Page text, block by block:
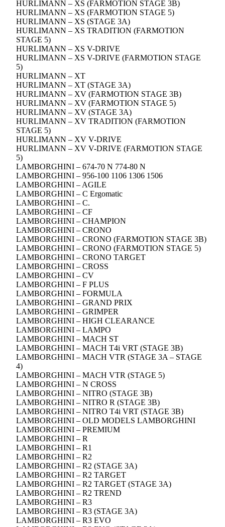
HURLIMANN – XS (FARMOTION STAGE 3B)
HURLIMANN – XS (FARMOTION STAGE 5)
HURLIMANN – XS (STAGE 3A)
HURLIMANN – XS TRADITION (FARMOTION
STAGE 5)
HURLIMANN – XS V-DRIVE
HURLIMANN – XS V-DRIVE (FARMOTION STAGE
5)
HURLIMANN – XT
HURLIMANN – XT (STAGE 3A)
HURLIMANN – XV (FARMOTION STAGE 3B)
HURLIMANN – XV (FARMOTION STAGE 5)
HURLIMANN – XV (STAGE 3A)
HURLIMANN – XV TRADITION (FARMOTION
STAGE 5)
HURLIMANN – XV V-DRIVE
HURLIMANN – XV V-DRIVE (FARMOTION STAGE
5)
LAMBORGHINI – 674-70 N 774-80 N
LAMBORGHINI – 956-100 1106 1306 1506
LAMBORGHINI – AGILE
LAMBORGHINI – C Ergomatic
LAMBORGHINI – C.
LAMBORGHINI – CF
LAMBORGHINI – CHAMPION
LAMBORGHINI – CRONO
LAMBORGHINI – CRONO (FARMOTION STAGE 3B)
LAMBORGHINI – CRONO (FARMOTION STAGE 5)
LAMBORGHINI – CRONO TARGET
LAMBORGHINI – CROSS
LAMBORGHINI – CV
LAMBORGHINI – F PLUS
LAMBORGHINI – FORMULA
LAMBORGHINI – GRAND PRIX
LAMBORGHINI – GRIMPER
LAMBORGHINI – HIGH CLEARANCE
LAMBORGHINI – LAMPO
LAMBORGHINI – MACH ST
LAMBORGHINI – MACH T4i VRT (STAGE 3B)
LAMBORGHINI – MACH VTR (STAGE 3A – STAGE
4)
LAMBORGHINI – MACH VTR (STAGE 5)
LAMBORGHINI – N CROSS
LAMBORGHINI – NITRO (STAGE 3B)
LAMBORGHINI – NITRO R (STAGE 3B)
LAMBORGHINI – NITRO T4i VRT (STAGE 3B)
LAMBORGHINI – OLD MODELS LAMBORGHINI
LAMBORGHINI – PREMIUM
LAMBORGHINI – R
LAMBORGHINI – R1
LAMBORGHINI – R2
LAMBORGHINI – R2 (STAGE 3A)
LAMBORGHINI – R2 TARGET
LAMBORGHINI – R2 TARGET (STAGE 3A)
LAMBORGHINI – R2 TREND
LAMBORGHINI – R3
LAMBORGHINI – R3 (STAGE 3A)
LAMBORGHINI – R3 EVO